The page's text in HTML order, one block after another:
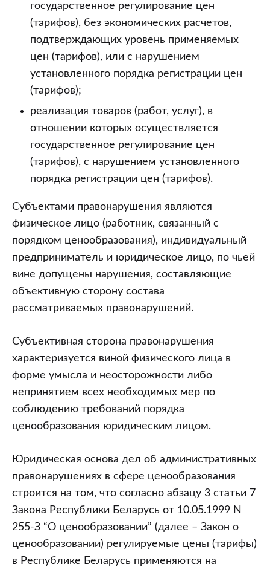
государственное регулирование цен
(тарифов), без экономических расчетов,
подтверждающих уровень применяемых
цен (тарифов), или с нарушением
установленного порядка регистрации цен
(тарифов);
реализация товаров (работ, услуг), в
отношении которых осуществляется
государственное регулирование цен
(тарифов), с нарушением установленного
порядка регистрации цен (тарифов).
Субъектами правонарушения являются
физическое лицо (работник, связанный с
порядком ценообразования), индивидуальный
предприниматель и юридическое лицо, по чьей
вине допущены нарушения, составляющие
объективную сторону состава
рассматриваемых правонарушений.
Субъективная сторона правонарушения
характеризуется виной физического лица в
форме умысла и неосторожности либо
непринятием всех необходимых мер по
соблюдению требований порядка
ценообразования юридическим лицом.
Юридическая основа дел об административных
правонарушениях в сфере ценообразования
строится на том, что согласно абзацу 3 статьи 7
Закона Республики Беларусь от 10.05.1999 N
255-З “О ценообразовании” (далее – Закон о
ценообразовании) регулируемые цены (тарифы)
в Республике Беларусь применяются на